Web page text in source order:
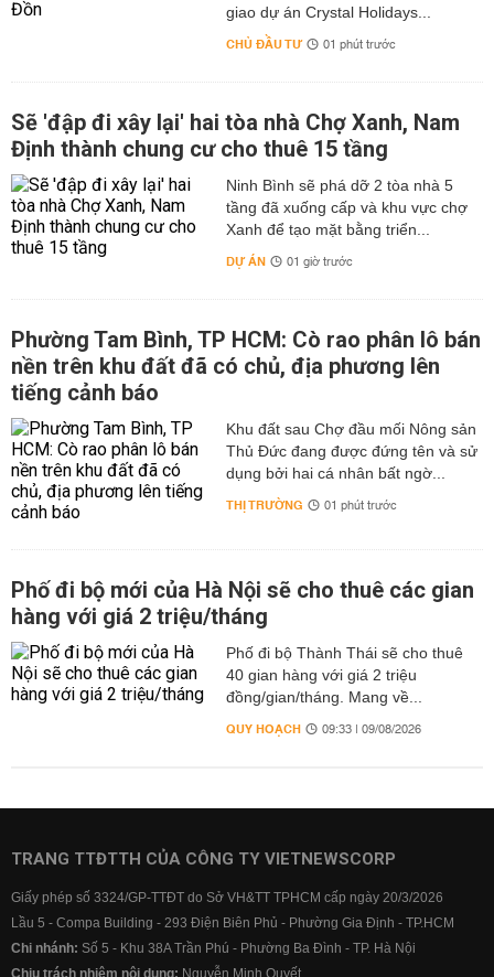
giao dự án Crystal Holidays...
CHỦ ĐẦU TƯ 01 phút trước
Sẽ 'đập đi xây lại' hai tòa nhà Chợ Xanh, Nam
Định thành chung cư cho thuê 15 tầng
Ninh Bình sẽ phá dỡ 2 tòa nhà 5
tầng đã xuống cấp và khu vực chợ
Xanh để tạo mặt bằng triển...
DỰ ÁN 01 giờ trước
Phường Tam Bình, TP HCM: Cò rao phân lô bán
nền trên khu đất đã có chủ, địa phương lên
tiếng cảnh báo
Khu đất sau Chợ đầu mối Nông sản
Thủ Đức đang được đứng tên và sử
dụng bởi hai cá nhân bất ngờ...
THỊ TRƯỜNG 01 phút trước
Phố đi bộ mới của Hà Nội sẽ cho thuê các gian
hàng với giá 2 triệu/tháng
Phố đi bộ Thành Thái sẽ cho thuê
40 gian hàng với giá 2 triệu
đồng/gian/tháng. Mang về...
QUY HOẠCH 09:33 | 09/08/2026
TRANG TTĐTTH CỦA CÔNG TY VIETNEWSCORP
Giấy phép số 3324/GP-TTĐT do Sở VH&TT TPHCM cấp ngày 20/3/2026
Lầu 5 - Compa Building - 293 Điện Biên Phủ - Phường Gia Định - TP.HCM
Chi nhánh: Số 5 - Khu 38A Trần Phú - Phường Ba Đình - TP. Hà Nội
Chịu trách nhiệm nội dung: Nguyễn Minh Quyết